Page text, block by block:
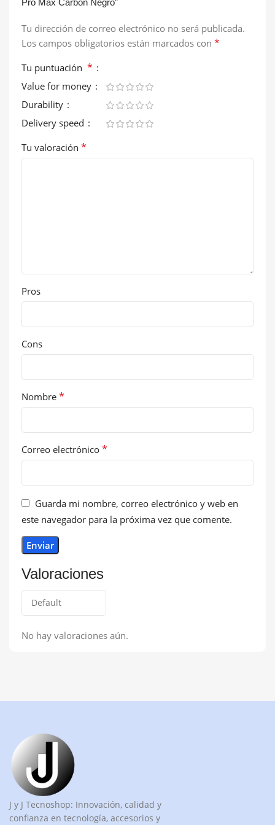
Valoraciones
No hay valoraciones aún.
Tu dirección de correo electrónico no será publicada.
Los campos obligatorios están marcados con *
Tu puntuación *
Value for money
Durability
Delivery speed
Tu valoración *
Pros
Cons
Nombre *
Correo electrónico *
Guarda mi nombre, correo electrónico y web en
este navegador para la próxima vez que comente.
J y J Tecnoshop: Innovación, calidad y
confianza en tecnología, accesorios y